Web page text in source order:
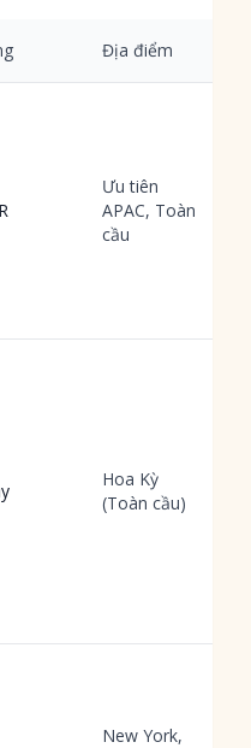
Địa điểm
Ưu tiên
APAC, Toàn
cầu
Hoa Kỳ
(Toàn cầu)
New York,